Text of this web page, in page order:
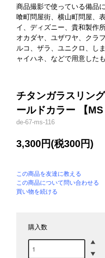
商品撮影で使っている備品
喰町問屋街、横山町問屋、
イ、ディズニー、貴和製作
オカダヤ、ユザワヤ、クラ
ルコ、ザラ、ユニクロ、し
ャイハネ、などで用意した
チタンガラスリン
ールドカラー 【
de-67-ms-116
3,300円(税300円)
この商品を友達に教える
この商品について問い合わせる
買い物を続ける
購入数